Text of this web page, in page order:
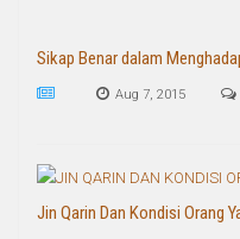
Sikap Benar dalam
Aug 7, 2015
Jin Qarin Dan Kondisi Orang